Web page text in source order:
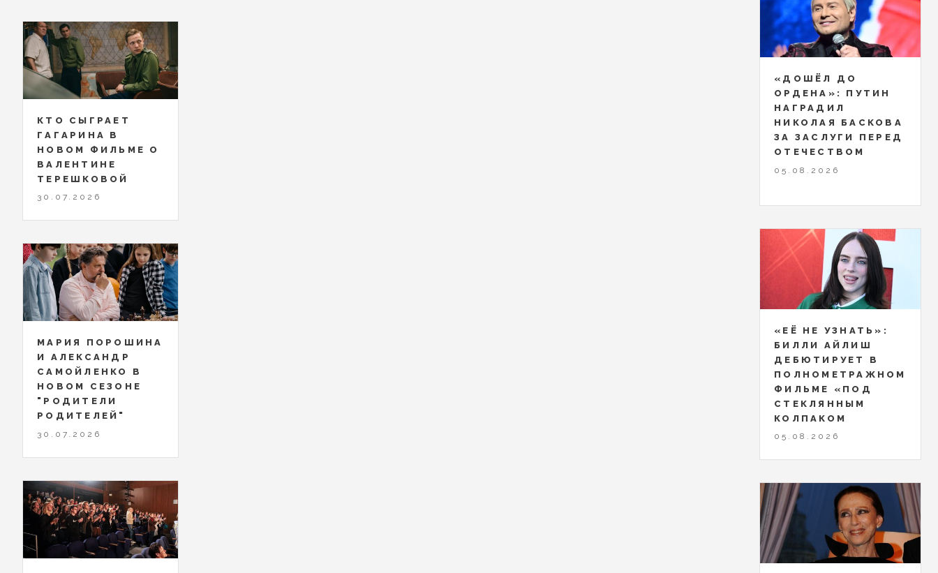
КТО СЫГРАЕТ
ГАГАРИНА В
НОВОМ ФИЛЬМЕ О
ВАЛЕНТИНЕ
ТЕРЕШКОВОЙ
30.07.2026
МАРИЯ ПОРОШИНА
И АЛЕКСАНДР
САМОЙЛЕНКО В
НОВОМ СЕЗОНЕ
"РОДИТЕЛИ
РОДИТЕЛЕЙ"
30.07.2026
«ДОШЁЛ ДО
ОРДЕНА»: ПУТИН
НАГРАДИЛ
НИКОЛАЯ БАСКОВА
ЗА ЗАСЛУГИ ПЕРЕД
ОТЕЧЕСТВОМ
05.08.2026
«ЕЁ НЕ УЗНАТЬ»:
БИЛЛИ АЙЛИШ
ДЕБЮТИРУЕТ В
ПОЛНОМЕТРАЖНОМ
ФИЛЬМЕ «ПОД
СТЕКЛЯННЫМ
КОЛПАКОМ
05.08.2026